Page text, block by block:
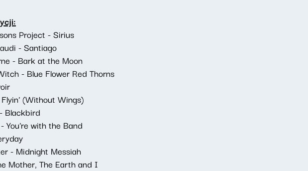
Project - Sirius
- Santiago
- Bark at the Moon
- Blue Flower Red Thorns
(Without Wings)
Blackbird
You're with the Band
- Midnight Messiah
Mother, The Earth and I